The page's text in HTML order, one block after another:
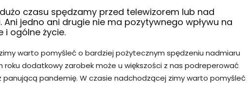
czasu spędzamy przed telewizorem lub nad
jedno ani drugie nie ma pozytywnego wpływu na
i ogólne życie.
warto pomyśleć o bardziej pożytecznym spędzeniu nadmiaru
roku dodatkowy zarobek może u większości z nas podreperować
pandemię. W czasie nadchodzącej zimy warto pomyśleć